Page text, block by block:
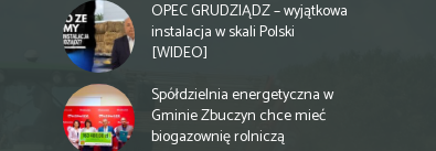
OPEC GRUDZIĄDZ – wyjątkowa
instalacja w skali Polski
[WIDEO]
Spółdzielnia energetyczna w
Gminie Zbuczyn chce mieć
biogazownię rolniczą